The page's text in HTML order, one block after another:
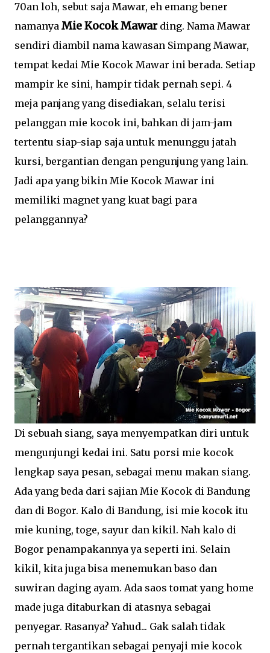
70an loh, sebut saja Mawar, eh emang bener
namanya Mie Kocok Mawarding. Nama Mawar
sendiri diambil nama kawasan Simpang Mawar,
tempat kedai Mie Kocok Mawar ini berada. Setiap
mampir ke sini, hampir tidak pernah sepi. 4
meja panjang yang disediakan, selalu terisi
pelanggan mie kocok ini, bahkan di jam-jam
tertentu siap-siap saja untuk menunggu jatah
kursi, bergantian dengan pengunjung yang lain.
Jadi apa yang bikin Mie Kocok Mawar ini
memiliki magnet yang kuat bagi para
pelanggannya?
Di sebuah siang, saya menyempatkan diri untuk
mengunjungi kedai ini. Satu porsi mie kocok
lengkap saya pesan, sebagai menu makan siang.
Ada yang beda dari sajian Mie Kocok di Bandung
dan di Bogor. Kalo di Bandung, isi mie kocok itu
mie kuning, toge, sayur dan kikil. Nah kalo di
Bogor penampakannya ya seperti ini. Selain
kikil, kita juga bisa menemukan baso dan
suwiran daging ayam. Ada saos tomat yang home
made juga ditaburkan di atasnya sebagai
penyegar. Rasanya? Yahud... Gak salah tidak
pernah tergantikan sebagai penyaji mie kocok